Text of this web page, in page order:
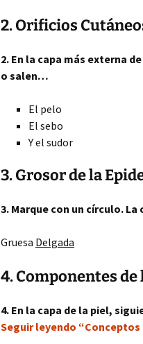
2. Orificios
2. En la capa más externa
o salen…
El pelo
El sebo
Y el sudor
3. Grosor de la
3. Marque con un círculo.
Gruesa Delgada
4. Componentes de
4. En la capa de la piel,
Seguir leyendo